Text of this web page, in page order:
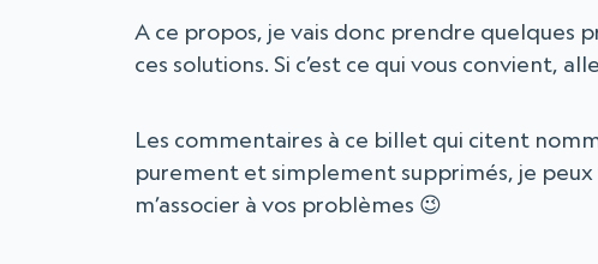
A ce propos, je vais donc prendre quelques
ces solutions. Si c’est ce qui vous convient,
Les commentaires à ce billet qui citent
purement et simplement supprimés, je
m’associer à vos problèmes 😉